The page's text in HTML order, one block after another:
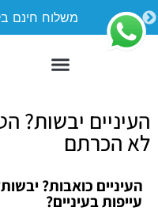
משלוח חינם בקנייה
העיניים יבשות?
לא הכרתם
העיניים כואבות?
עייפות בעיניים?